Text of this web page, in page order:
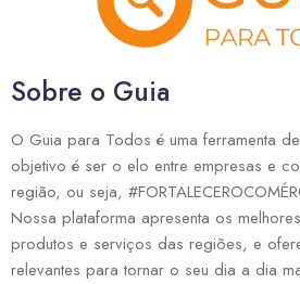
Sobre o Guia
O Guia para Todos é uma ferramenta
objetivo é ser o elo entre empresas e
região, ou seja,
Nossa plataforma apresenta os
produtos e serviços das regiões, e
relevantes para tornar o seu dia a dia